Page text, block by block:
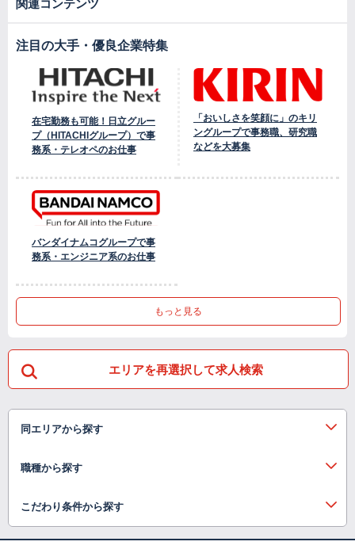
関連コンテンツ
注目の大手・優良企業特集
在宅勤務も可能！日立グルー
プ（HITACHIグループ）で事
務系・テレオペのお仕事
「おいしさを笑顔に」のキリ
ングループで事務職、研究職
などを大募集
バンダイナムコグループで事
務系・エンジニア系のお仕事
もっと見る
エリアを再選択して求人検索
同エリアから探す
職種から探す
こだわり条件から探す